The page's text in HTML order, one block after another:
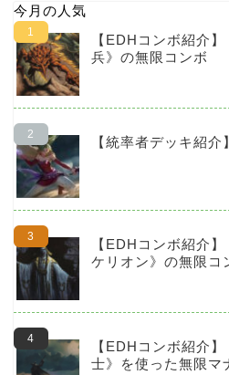
今月の人気
【EDHコンボ紹介
兵》の無限コンボ
【統率者デッキ紹
【EDHコンボ紹介
ケリオン》の無限コ
【EDHコンボ紹介
士》を使った無限マ